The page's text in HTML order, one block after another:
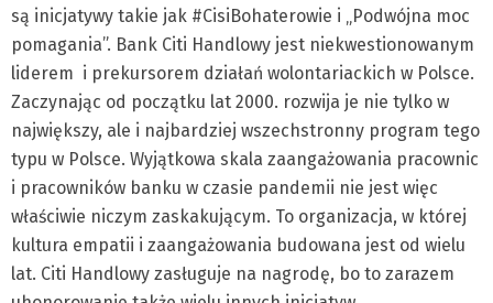
są inicjatywy takie jak #CisiBohaterowie i „Podwójna moc
pomagania”. Bank Citi Handlowy jest niekwestionowanym
liderem i prekursorem działań wolontariackich w Polsce.
Zaczynając od początku lat 2000. rozwija je nie tylko w
największy, ale i najbardziej wszechstronny program tego
typu w Polsce. Wyjątkowa skala zaangażowania pracownic
i pracowników banku w czasie pandemii nie jest więc
właściwie niczym zaskakującym. To organizacja, w której
kultura empatii i zaangażowania budowana jest od wielu
lat. Citi Handlowy zasługuje na nagrodę, bo to zarazem